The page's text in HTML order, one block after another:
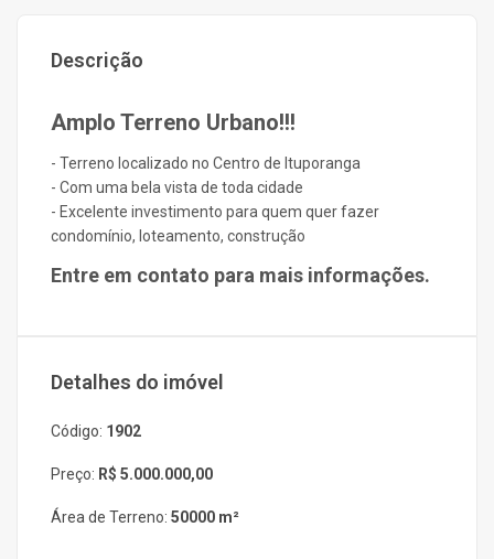
Descrição
Amplo Terreno Urbano!!!
- Terreno localizado no Centro de Ituporanga
- Com uma bela vista de toda cidade
- Excelente investimento para quem quer fazer
condomínio, loteamento, construção
Entre em contato para mais informações.
Detalhes do imóvel
Código: 1902
Preço: R$ 5.000.000,00
Área de Terreno: 50000 m²